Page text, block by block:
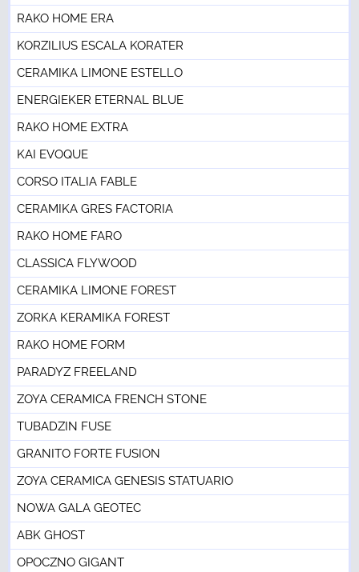
RAKO HOME ERA
KORZILIUS ESCALA KORATER
CERAMIKA LIMONE ESTELLO
ENERGIEKER ETERNAL BLUE
RAKO HOME EXTRA
KAI EVOQUE
CORSO ITALIA FABLE
CERAMIKA GRES FACTORIA
RAKO HOME FARO
CLASSICA FLYWOOD
CERAMIKA LIMONE FOREST
ZORKA KERAMIKA FOREST
RAKO HOME FORM
PARADYZ FREELAND
ZOYA CERAMICA FRENCH STONE
TUBADZIN FUSE
GRANITO FORTE FUSION
ZOYA CERAMICA GENESIS STATUARIO
NOWA GALA GEOTEC
ABK GHOST
OPOCZNO GIGANT